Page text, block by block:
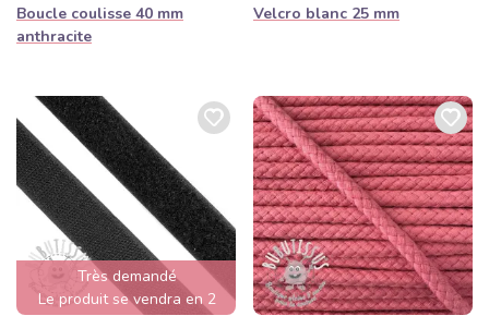
Boucle coulisse 40 mm
anthracite
Velcro blanc 25 mm
Très demandé
Le produit se vendra en 2